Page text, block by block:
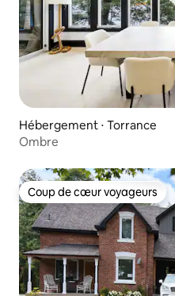
Hébergement ⋅ Torrance
Ombre
Coup de cœur voyageurs
Coup de cœur voyageurs